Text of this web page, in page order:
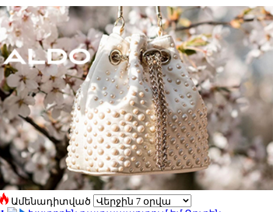
Ամենադիտված